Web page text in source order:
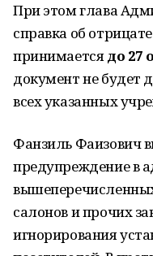
При этом глава
справка об
принимаетсядо 27
документ не будет
всех указанных
Фанзиль Фаизович
предупреждение в
салонов и прочих
игнорирования